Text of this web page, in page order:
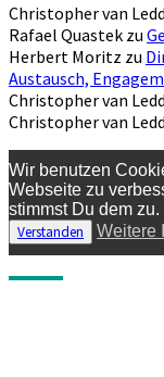
Christopher van
Rafael Quastek zu
Herbert Moritz zu
Austausch,
Christopher van
Christopher van
Wir benutzen
Webseite zu
stimmst Du dem zu.
Verstanden
Weitere